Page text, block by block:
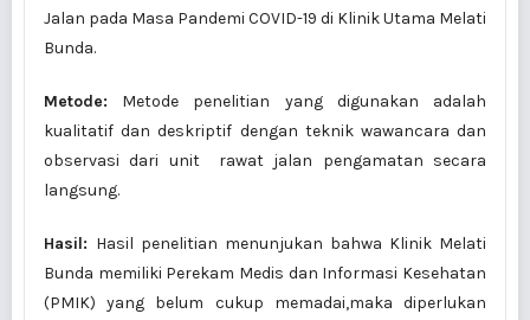
Jalan pada Masa Pandemi COVID-19 di Klinik Utama Melati
Bunda.
Metode: Metode penelitian yang digunakan adalah
kualitatif dan deskriptif dengan teknik wawancara dan
observasi dari unit rawat jalan pengamatan secara
langsung.
Hasil: Hasil penelitian menunjukan bahwa Klinik Melati
Bunda memiliki Perekam Medis dan Informasi Kesehatan
(PMIK) yang belum cukup memadai,maka diperlukan